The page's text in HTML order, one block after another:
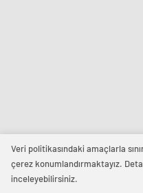
Veri politikasındaki amaçlarla
çerez konumlandırmaktayız.
inceleyebilirsiniz.